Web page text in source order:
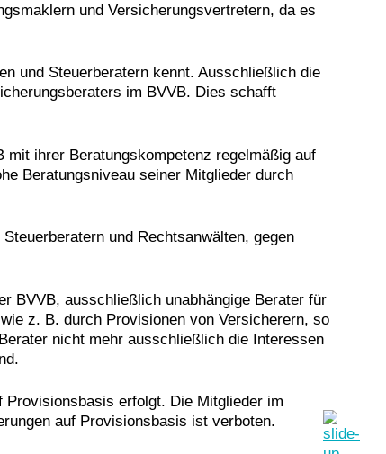
und Versicherungsvertretern, da es
und Steuerberatern kennt. Ausschließlich die
im BVVB. Dies schafft
ihrer Beratungskompetenz regelmäßig auf
Beratungsniveau seiner Mitglieder durch
und Rechtsanwälten, gegen
BVVB, ausschließlich unabhängige Berater für
z. B. durch Provisionen von Versicherern, so
nicht mehr ausschließlich die Interessen
Provisionsbasis erfolgt. Die Mitglieder im
auf Provisionsbasis ist verboten.